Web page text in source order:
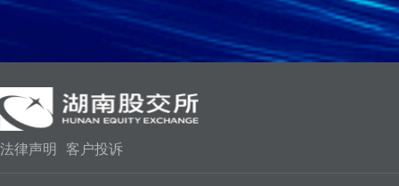
法律声明 客户投诉